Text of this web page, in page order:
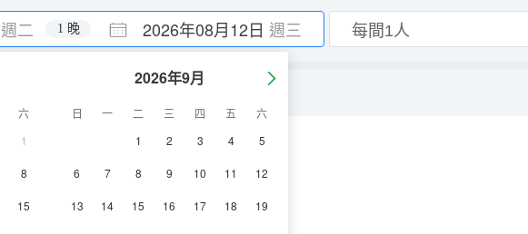
週二 2026年08月12日 週三
1 晚
六
1
8
15
2026年9月
日 一 二 三 四 五
六
1
2 3 4 5
6 7 8 9 10 11 12
13 14 15 16 17 18 19
空調 電視機